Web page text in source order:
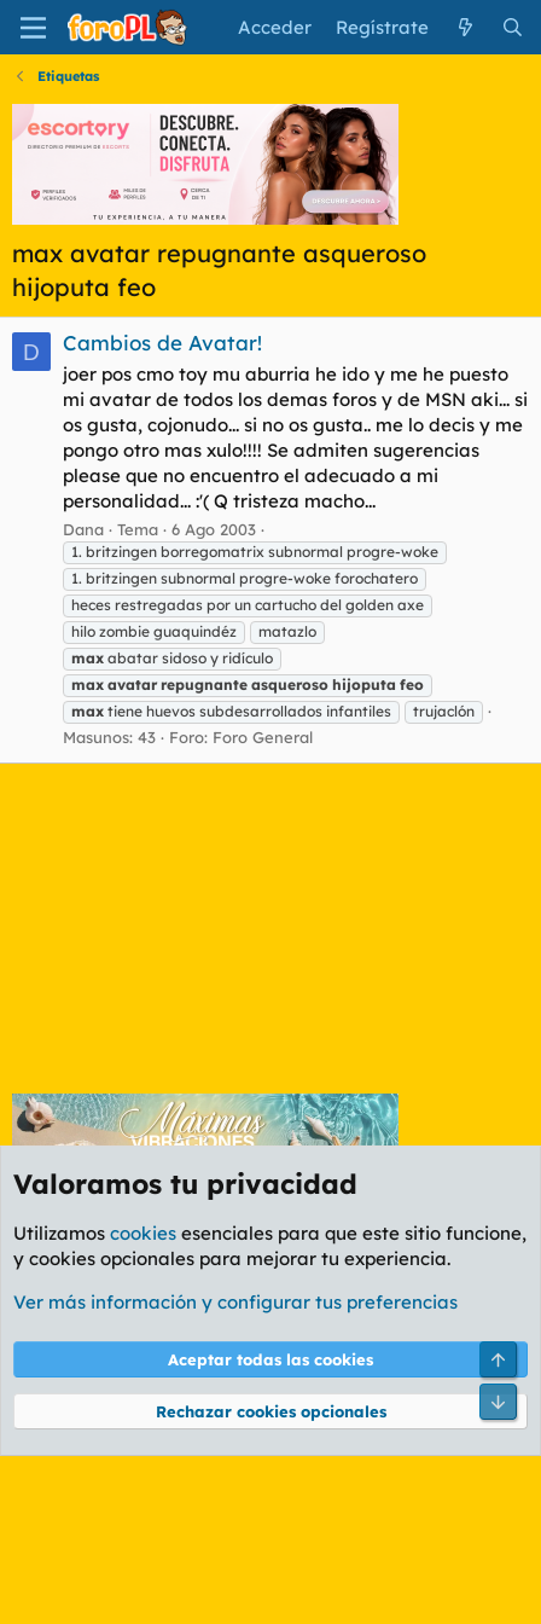
Acceder Regístrate
Etiquetas
max avatar repugnante asqueroso
hijoputa feo
D Cambios de Avatar!
joer pos cmo toy mu aburria he ido y me he puesto
mi avatar de todos los demas foros y de MSN aki... si
os gusta, cojonudo... si no os gusta.. me lo decis y me
pongo otro mas xulo!!!! Se admiten sugerencias
please que no encuentro el adecuado a mi
personalidad... :'( Q tristeza macho...
Dana Tema 6 Ago 2003
1. britzingen borregomatrix subnormal progre-woke
1. britzingen subnormal progre-woke forochatero
heces restregadas por un cartucho del golden axe
hilo zombie guaquindéz
matazlo
max abatar sidoso y ridículo
max avatar repugnante asqueroso hijoputa feo
max tiene huevos subdesarrollados infantiles trujaclón
Masunos: 43 Foro: Foro General
Etiquetas
Cookies
PL OLDSTYLE AMARILLO
Términos y reglas Política de privacidad Ayuda
Community platform by XenForo® © 2010-2026 XenForo Ltd.
Valoramos tu privacidad
Utilizamos cookies esenciales para que este sitio funcione,
y cookies opcionales para mejorar tu experiencia.
Ver más información y configurar tus preferencias
Aceptar todas las cookies
Rechazar cookies opcionales
Pie